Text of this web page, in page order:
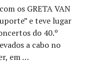
os GRETA VAN
e teve lugar
do 40.º
a cabo no
em …
vídeos do